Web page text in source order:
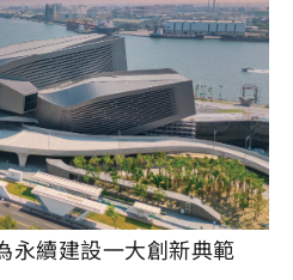
永續建設一大創新典範